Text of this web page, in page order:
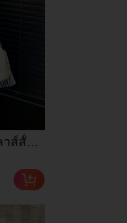
ส์สั้น
ง
เว้าลึก